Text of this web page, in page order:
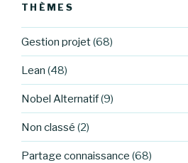
THÈMES
Gestion projet(68)
Lean (48)
Nobel Alternatif(9)
Non classé (2)
Partage connaissance (68)